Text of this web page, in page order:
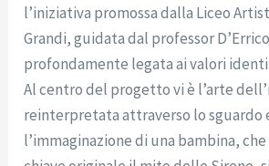
l’iniziativa promossa dalla Liceo
Grandi, guidata dal professor
profondamente legata ai valori
Al centro del progetto vi è l’arte
reinterpretata attraverso lo sguardo
l’immaginazione di una bambina,